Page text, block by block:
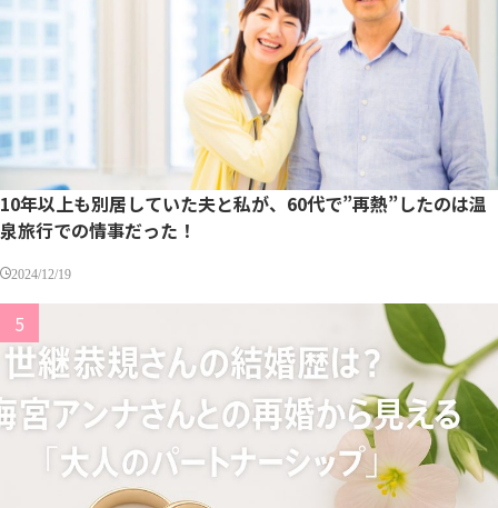
10年以上も別居していた夫と私が、60代で”再熱”したのは温
泉旅行での情事だった！
2024/12/19